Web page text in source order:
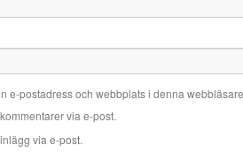
e-postadress och webbplats i denna
via e-post.
via e-post.